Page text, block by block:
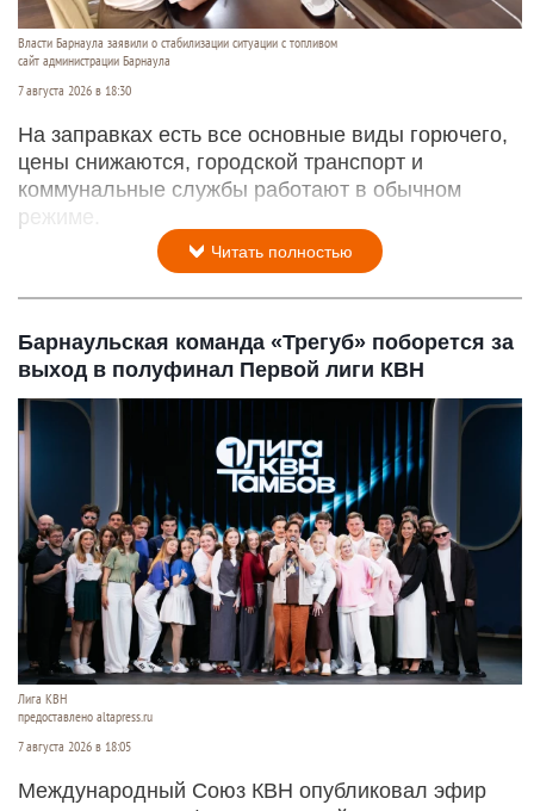
Власти Барнаула заявили о стабилизации ситуации с топливом
сайт администрации Барнаула
7 августа 2026 в 18:30
На заправках есть все основные виды горючего,
цены снижаются, городской транспорт и
коммунальные службы работают в обычном
режиме.
Читать полностью
Барнаульская команда «Трегуб» поборется за
выход в полуфинал Первой лиги КВН
Лига КВН
предоставлено altapress.ru
7 августа 2026 в 18:05
Международный Союз КВН опубликовал эфир